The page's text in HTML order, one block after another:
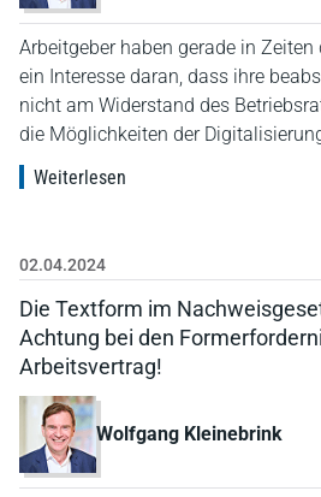
Arbeitgeber haben gerade in
ein Interesse daran, dass ihre
nicht am Widerstand des
die Möglichkeiten der
Weiterlesen
02.04.2024
Die Textform im
Achtung bei den
Arbeitsvertrag!
Wolfgang Kleinebrink